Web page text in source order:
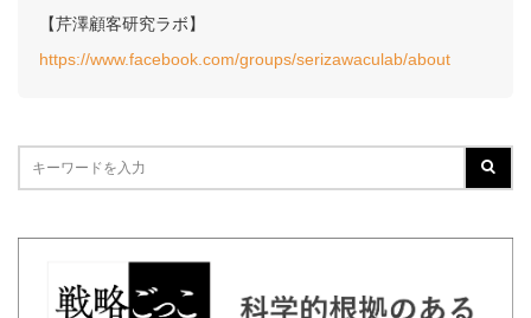
【芹澤顧客研究ラボ】
https://www.facebook.com/groups/serizawaculab/about